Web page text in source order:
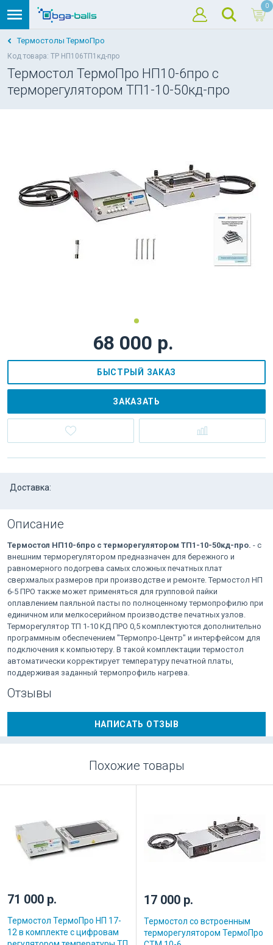
0
Термостолы ТермоПро
Код товара: TP НП106ТП1кд-про
Термостол ТермоПро НП10-6про с
терморегулятором ТП1-10-50кд-про
68 000 р.
БЫСТРЫЙ ЗАКАЗ
ЗАКАЗАТЬ
Доставка:
Описание
Термостол НП10-6про с терморегулятором ТП1-10-50кд-про. - с
внешним терморегулятором предназначен для бережного и
равномерного подогрева самых сложных печатных плат
сверхмалых размеров при производстве и ремонте. Термостол НП
6-5 ПРО также может применяться для групповой пайки
оплавлением паяльной пасты по полноценному термопрофилю при
единичном или мелкосерийном производстве печатных узлов.
Терморегулятор ТП 1-10 КД ПРО 0,5 комплектуются дополнительно
программным обеспечением "Термопро-Центр" и интерфейсом для
подключения к компьютеру. В такой комплектации термостол
автоматически корректирует температуру печатной платы,
поддерживая заданный термопрофиль нагрева.
Отзывы
НАПИСАТЬ ОТЗЫВ
Похожие товары
71 000 р.
Термостол ТермоПро НП 17-
12 в комплекте с цифровам
17 000 р.
Термостол со встроенным
терморегулятором ТермоПро